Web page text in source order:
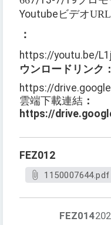
Youtube ビデオURL
：
https://youtu.be/
ウンロードリンク ：
https://
雲端下載連結 ：
https://
FEZ012
1150007644.pdf
FEZ014